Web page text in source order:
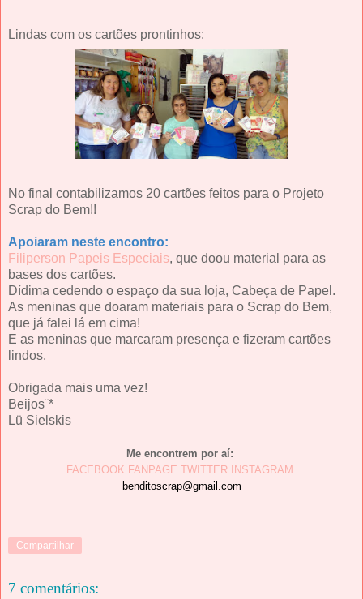
Lindas com os cartões prontinhos:
No final contabilizamos 20 cartões feitos para o Projeto
Scrap do Bem!!
Apoiaram neste encontro:
Filiperson Papeis Especiais, que doou material para as
bases dos cartões.
Dídima cedendo o espaço da sua loja, Cabeça de Papel.
As meninas que doaram materiais para o Scrap do Bem,
que já falei lá em cima!
E as meninas que marcaram presença e fizeram cartões
lindos.
Obrigada mais uma vez!
Beijos¨*
Lü Sielskis
Me encontrem por aí:
FACEBOOK FANPAGE TWITTER
INSTAGRAM
benditoscrap@gmail.com
Compartilhar
7 comentários: